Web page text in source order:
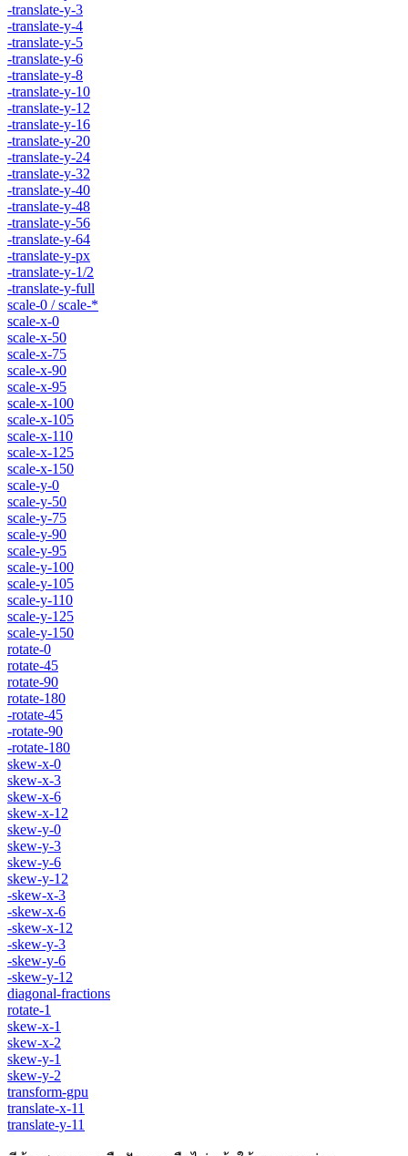
-translate-y-3
-translate-y-4
-translate-y-5
-translate-y-6
-translate-y-8
-translate-y-10
-translate-y-12
-translate-y-16
-translate-y-20
-translate-y-24
-translate-y-32
-translate-y-40
-translate-y-48
-translate-y-56
-translate-y-64
-translate-y-px
-translate-y-1/2
-translate-y-full
scale-0 / scale-*
scale-x-0
scale-x-50
scale-x-75
scale-x-90
scale-x-95
scale-x-100
scale-x-105
scale-x-110
scale-x-125
scale-x-150
scale-y-0
scale-y-50
scale-y-75
scale-y-90
scale-y-95
scale-y-100
scale-y-105
scale-y-110
scale-y-125
scale-y-150
rotate-0
rotate-45
rotate-90
rotate-180
-rotate-45
-rotate-90
-rotate-180
skew-x-0
skew-x-3
skew-x-6
skew-x-12
skew-y-0
skew-y-3
skew-y-6
skew-y-12
-skew-x-3
-skew-x-6
-skew-x-12
-skew-y-3
-skew-y-6
-skew-y-12
diagonal-fractions
rotate-1
skew-x-1
skew-x-2
skew-y-1
skew-y-2
transform-gpu
translate-x-11
translate-y-11